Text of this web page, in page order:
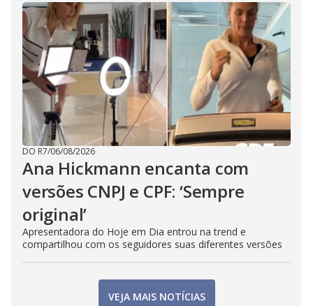
DO R7/06/08/2026
Ana Hickmann encanta com
versões CNPJ e CPF: ‘Sempre
original’
Apresentadora do Hoje em Dia entrou na trend e
compartilhou com os seguidores suas diferentes versões
VEJA MAIS NOTÍCIAS